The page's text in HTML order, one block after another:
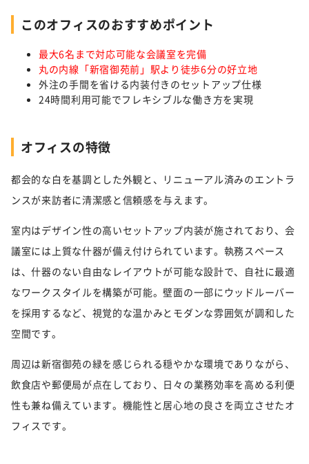
このオフィスのおすすめポイント
最大6名まで対応可能な会議室を完備
丸の内線「新宿御苑前」駅より徒歩6分の好立地
外注の手間を省ける内装付きのセットアップ仕様
24時間利用可能でフレキシブルな働き方を実現
オフィスの特徴
都会的な白を基調とした外観と、リニューアル済みのエントラ
ンスが来訪者に清潔感と信頼感を与えます。
室内はデザイン性の高いセットアップ内装が施されており、会
議室には上質な什器が備え付けられています。執務スペース
は、什器のない自由なレイアウトが可能な設計で、自社に最適
なワークスタイルを構築が可能。壁面の一部にウッドルーバー
を採用するなど、視覚的な温かみとモダンな雰囲気が調和した
空間です。
周辺は新宿御苑の緑を感じられる穏やかな環境でありながら、
飲食店や郵便局が点在しており、日々の業務効率を高める利便
性も兼ね備えています。機能性と居心地の良さを両立させたオ
フィスです。